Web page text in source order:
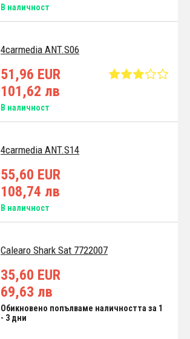
В наличност
4carmedia ANT.S06
51,96 EUR
101,62 лв
В наличност
4carmedia ANT.S14
55,60 EUR
108,74 лв
В наличност
Calearo Shark Sat 7722007
35,60 EUR
69,63 лв
Обикновено попълваме наличността за 1
- 3 дни